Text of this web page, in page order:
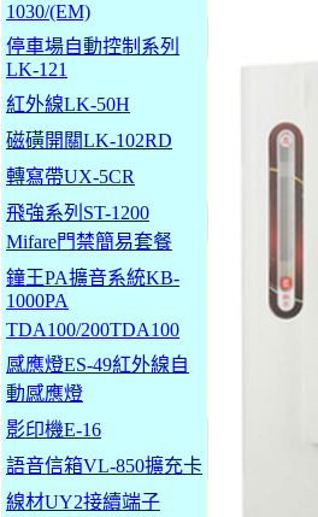
1030/(EM)
停車場自動控制系列
LK-121
紅外線LK-50H
磁磺開關LK-102RD
轉寫帶UX-5CR
飛強系列ST-1200
Mifare門禁簡易套餐
鐘王PA擴音系統KB-
1000PA
TDA100/200TDA100
感應燈ES-49紅外線自
動感應燈
影印機E-16
語音信箱VL-850擴充卡
線材UY2接續端子